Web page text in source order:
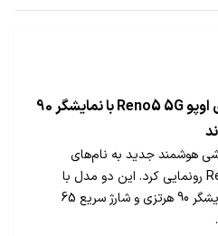
خانواده گوشی‌های اوپو Reno5 5G با نمایشگر 90
هوشمند جدید به نام‌های
Reno5 و Reno5 Pro رونمایی کرد. این دو مدل با
پشتیبانی از 5G، نمایشگر 90 هرتزی و شارژ سریع 65